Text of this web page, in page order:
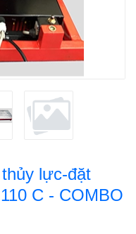
lực-đặt
C - COMBO